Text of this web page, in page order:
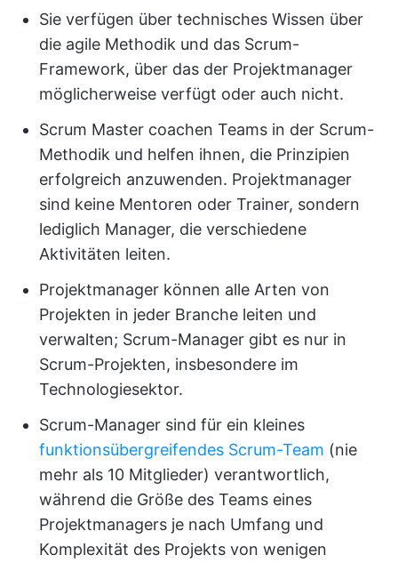
Sie verfügen über technisches Wissen über
die agile Methodik und das Scrum-
Framework, über das der Projektmanager
möglicherweise verfügt oder auch nicht.
Scrum Master coachen Teams in der Scrum-
Methodik und helfen ihnen, die Prinzipien
erfolgreich anzuwenden. Projektmanager
sind keine Mentoren oder Trainer, sondern
lediglich Manager, die verschiedene
Aktivitäten leiten.
Projektmanager können alle Arten von
Projekten in jeder Branche leiten und
verwalten; Scrum-Manager gibt es nur in
Scrum-Projekten, insbesondere im
Technologiesektor.
Scrum-Manager sind für ein kleines
funktionsübergreifendes Scrum-Team (nie
mehr als 10 Mitglieder) verantwortlich,
während die Größe des Teams eines
Projektmanagers je nach Umfang und
Komplexität des Projekts von wenigen